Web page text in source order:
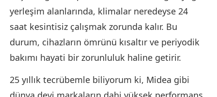
yerleşim alanlarında, klimalar neredeyse 24
saat kesintisiz çalışmak zorunda kalır. Bu
durum, cihazların ömrünü kısaltır ve periyodik
bakımı hayati bir zorunluluk haline getirir.
25 yıllık tecrübemle biliyorum ki, Midea gibi